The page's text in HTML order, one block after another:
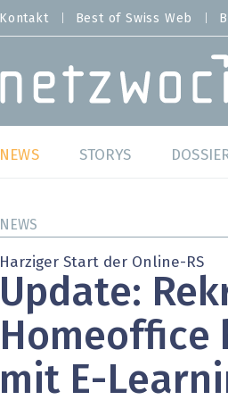
Kontakt Best of Swiss Web
MAIN NAVIGATION
NEWS
Studien
Meinungen
Hands-on
STORYS
Best
SAP
NEWS
Harziger Start der Online-RS
Update:
Homeoffice
mit E-